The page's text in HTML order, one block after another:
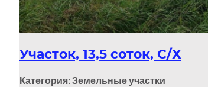
Участок, 13,5 соток, С/Х
Категория: Земельные участки